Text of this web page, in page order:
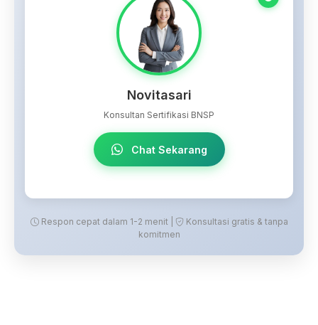
Novitasari
Konsultan Sertifikasi BNSP
Chat Sekarang
Respon cepat dalam 1-2 menit |
Konsultasi gratis & tanpa
komitmen